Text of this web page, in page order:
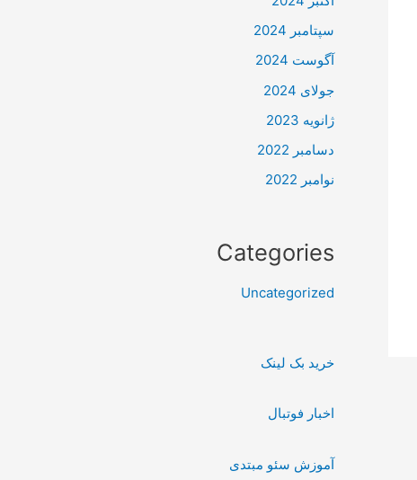
سپتامبر 2024
آگوست 2024
جولای 2024
ژانویه 2023
دسامبر 2022
نوامبر 2022
Categories
Uncategorized
خرید بک لینک
اخبار فوتبال
آموزش سئو مبتدی